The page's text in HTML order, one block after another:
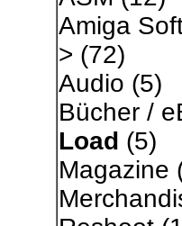
Amiga
> (72)
Audio (5)
Bücher /
Load (5)
Magazine